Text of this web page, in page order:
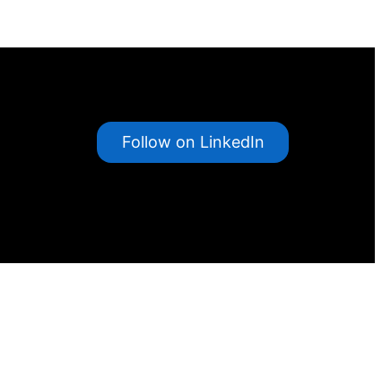
Follow on LinkedIn